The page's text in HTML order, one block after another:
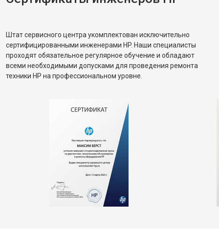
Штат сервисного центра укомплектован исключительно
сертифицированными инженерами HP. Наши специалисты
проходят обязательное регулярное обучение и обладают
всеми необходимыми допусками для проведения ремонта
техники HP на профессиональном уровне.